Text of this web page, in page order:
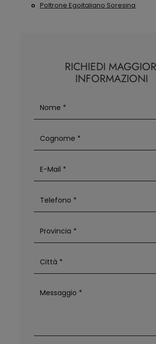
Poltrone Egoitaliano Soresina
RICHIEDI
INFORMAZIONI